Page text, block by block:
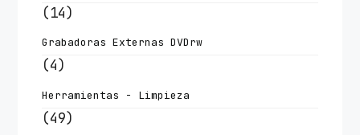
(14)
Grabadoras Externas DVDrw
(4)
Herramientas - Limpieza
(49)